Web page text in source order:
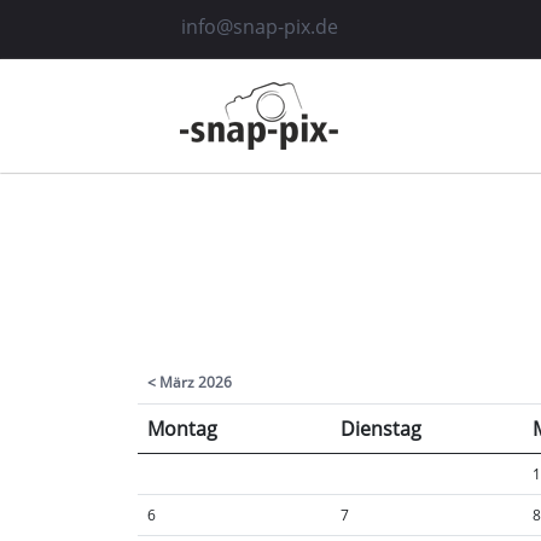
info@snap-pix.de
< März 2026
Montag Dienstag
1
6
7 8